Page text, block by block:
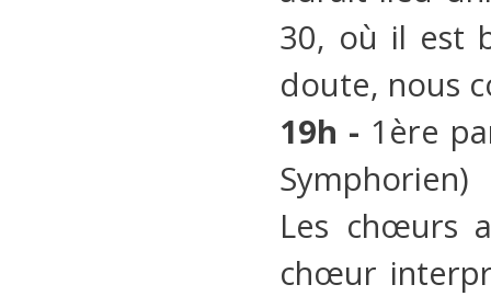
30, où il est
doute, nous
19h - 1ère
Symphorien)
Les chœurs
chœur